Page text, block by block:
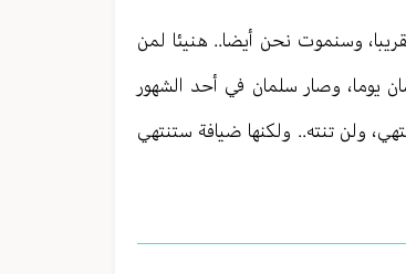
وسنموت نحن أيضا.. هنيئا لمن
يوما، وصار سلمان في أحد الشهور
ولن تنته.. ولكنها ضيافة ستنتهي